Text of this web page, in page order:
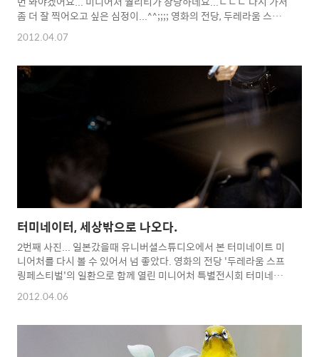
좀 더 잘 찍어오고 싶은 심정이...^^;;;; 영화의 전당, 두레라움 스프
링페스티벌 미니어처 특별전시회 반지의 제왕편
2012.04.07
터미네이터, 세상밖으로 나오다.
2번째 사진... 일본갔을때 유니버셜스튜디오에서 본 터미네이트 미
니어처를 다시 볼 수 있어서 넘 좋았다. 영화의 전당 '두레라움 스프
링페스티벌'의 일환으로 함께 열린 미니어처 특별전시회 터미네이
트 뿐만아니라 다양한 캐릭터미니어처가 전시되어 있으니 한번 다
녀오세요...^^* I'll be back 사진이 많아서 다른 사진은 내
2012.04.06